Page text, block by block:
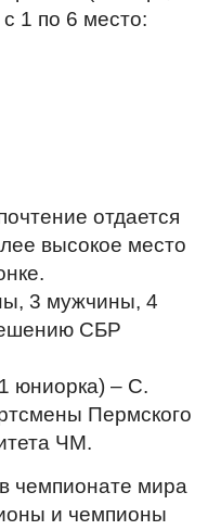
1 по 6 место:
отдается
высокое место
3 мужчины, 4
СБР
юниорка) – С.
Пермского
ЧМ.
чемпионате мира
и чемпионы